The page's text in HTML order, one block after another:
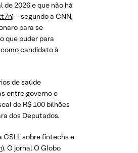
2026 e que não há
) – segundo a CNN,
para se
que puder para
candidato à
de saúde
entre governo e
de R$ 100 bilhões
dos Deputados.
CSLL sobre fintechs e
). O jornal O Globo